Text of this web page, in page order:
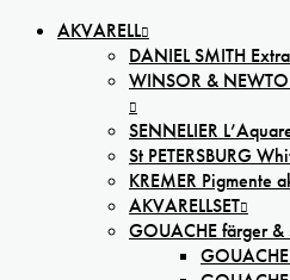
AKVARELL
DANIEL SMITH
WINSOR &
SENNELIER
St PETERSBURG
KREMER Pigmente
AKVARELLSET
GOUACHE färger &